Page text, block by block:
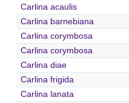
Carlina acaulis
Carlina barnebiana
Carlina corymbosa
Carlina corymbosa
Carlina diae
Carlina frigida
Carlina lanata